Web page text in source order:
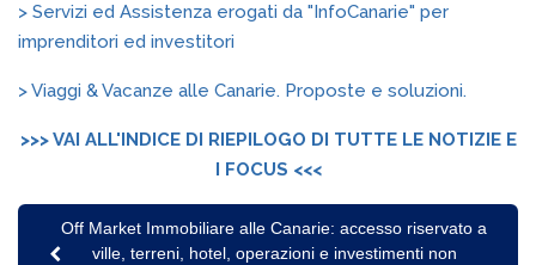
> Servizi ed Assistenza erogati da "InfoCanarie" per
imprenditori ed investitori
> Viaggi & Vacanze alle Canarie. Proposte e soluzioni.
>>> VAI ALL'INDICE DI RIEPILOGO DI TUTTE LE NOTIZIE E
I FOCUS <<<
Off Market Immobiliare alle Canarie: accesso riservato a
ville, terreni, hotel, operazioni e investimenti non